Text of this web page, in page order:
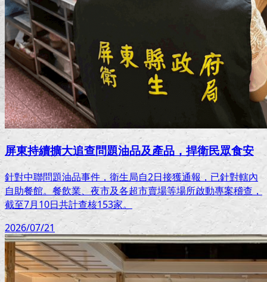
屏東持續擴大追查問題油品及產品，捍衛民眾食安
針對中聯問題油品事件，衛生局自2日接獲通報，已針對轄內
自助餐館。餐飲業、夜市及各超市賣場等場所啟動專案稽查，
截至7月10日共計查核153家。
2026/07/21